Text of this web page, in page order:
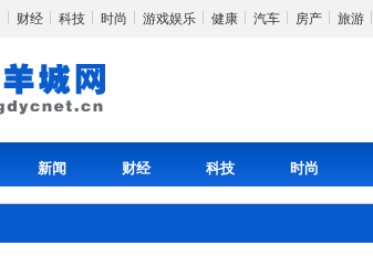
财经 科技 时尚 游戏娱乐 健康 汽车 房产 旅游
新闻 财经 科技 时尚